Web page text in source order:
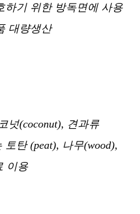
하기 위한 방독면에 사용
대량생산
넛(coconut), 견과류
토탄 (peat), 나무(wood),
이용